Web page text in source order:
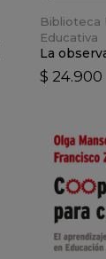
Biblioteca
Educativa
La
$ 24.900
VER